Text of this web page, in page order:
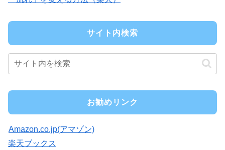
サイト内検索
お勧めリンク
Amazon.co.jp(アマゾン)
楽天ブックス